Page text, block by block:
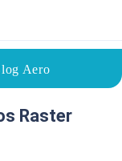
Aero
25/08/2023
Raster